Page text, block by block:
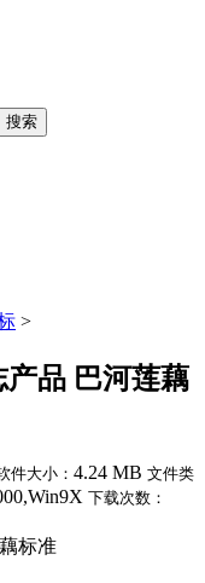
搜索
>
产品 巴河莲藕
件大小： 4.24 MB 文件类
下载次数：
标准